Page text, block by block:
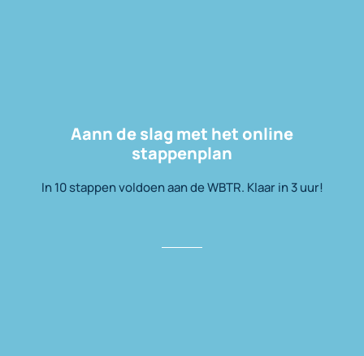
Aann de slag met het online
stappenplan
In 10 stappen voldoen aan de WBTR. Klaar in 3 uur!